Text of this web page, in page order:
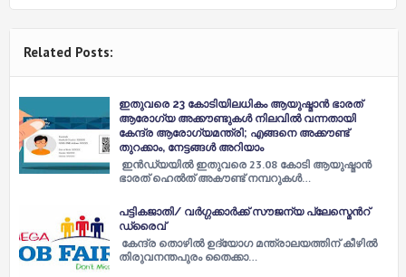
Related Posts:
ഇതുവരെ 23 കോടിയിലധികം ആയുഷ്മാൻ ഭാരത്
ആരോഗ്യ അക്കൗണ്ടുകൾ നിലവിൽ വന്നതായി
കേന്ദ്ര ആരോഗ്യമന്ത്രി; എങ്ങനെ അക്കൗണ്ട്
തുറക്കാം, നേട്ടങ്ങൾ അറിയാം
ഇൻഡ്യയിൽ ഇതുവരെ 23.08 കോടി ആയുഷ്മാൻ
ഭാരത് ഹെൽത് അകൗണ്ട് നമ്പറുകൾ…
പട്ടികജാതി/ വർഗ്ഗക്കാർക്ക് സൗജന്യ പ്ലേസ്മെൻറ്
ഡ്രൈവ്
കേന്ദ്ര തൊഴിൽ ഉദ്യോഗ മന്ത്രാലയത്തിന് കീഴിൽ
തിരുവനന്തപുരം തൈക്കാ…